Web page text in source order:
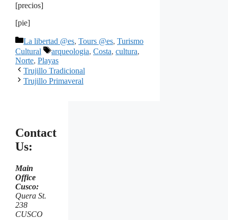
[precios]
[pie]
Categorías
La libertad @es, Tours @es, Turismo
Cultural
Etiquetas
arqueologia, Costa, cultura,
Norte, Playas
Trujillo Tradicional
Trujillo Primaveral
Contact
Us:
Main
Office
Cusco:
Quera St.
238
CUSCO